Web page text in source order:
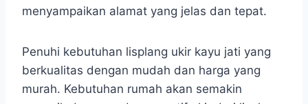
menyampaikan alamat yang jelas dan tepat.
Penuhi kebutuhan lisplang ukir kayu jati yang
berkualitas dengan mudah dan harga yang
murah. Kebutuhan rumah akan semakin